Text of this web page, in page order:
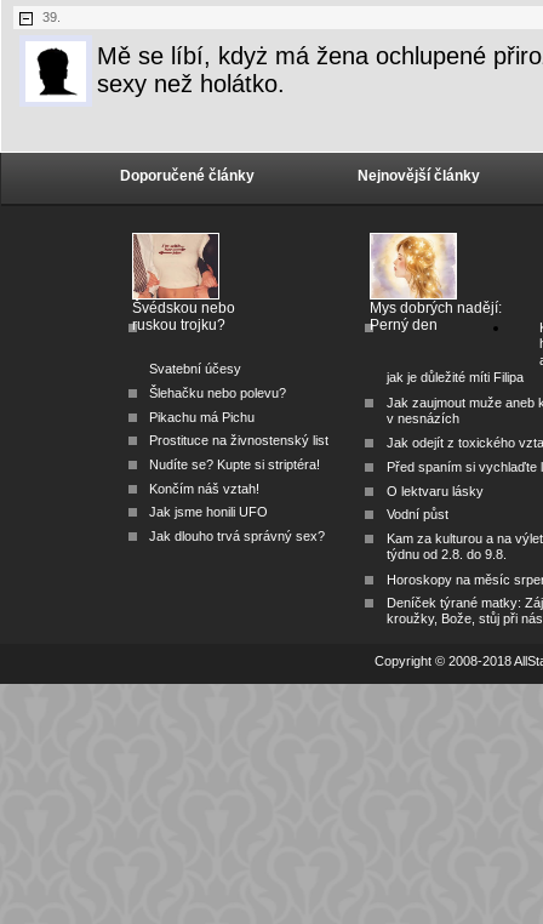
39.
Mě se líbí, kdyż má žena ochlupené
sexy než holátko.
Doporučené články
Švédskou nebo
ruskou trojku?
Svatební účesy
Šlehačku nebo polevu?
Pikachu má Pichu
Prostituce na živnostenský list
Nudíte se? Kupte si striptéra!
Končím náš vztah!
Jak jsme honili UFO
Jak dlouho trvá správný sex?
Nejnovější články
Mys dobrých nadějí:
Perný den
jak je důležité míti Filipa
Jak zaujmout muže aneb
v nesnázích
Jak odejít z toxického
Před spaním si vychlaďte
O lektvaru lásky
Vodní půst
Kam za kulturou a na
týdnu od 2.8. do 9.8.
Horoskopy na měsíc
Deníček týrané matky:
kroužky, Bože, stůj při nás
Copyright © 2008-2018